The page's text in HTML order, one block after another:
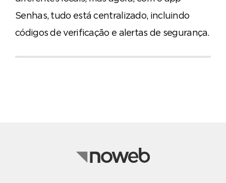
Senhas, tudo está centralizado, incluindo
códigos de verificação e alertas de segurança.